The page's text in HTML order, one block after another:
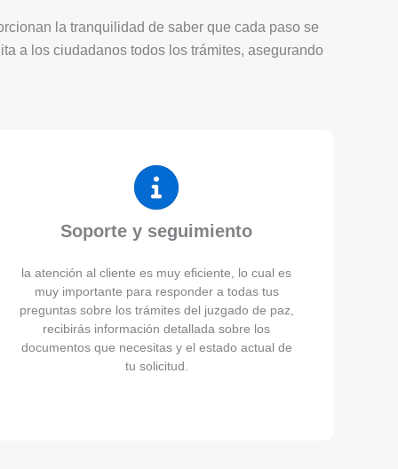
la tranquilidad de saber que cada paso se
a los ciudadanos todos los trámites, asegurando
Soporte y seguimiento
la atención al cliente es muy eficiente, lo cual es
muy importante para responder a todas tus
preguntas sobre los trámites del juzgado de paz,
recibirás información detallada sobre los
documentos que necesitas y el estado actual de
tu solicitud.